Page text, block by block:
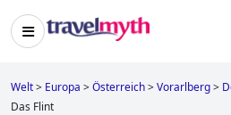
Welt> Europa >Österreich>Vorarlberg>
Das Flint